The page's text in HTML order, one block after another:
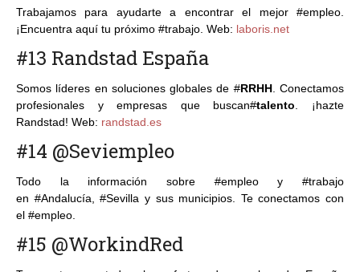
Trabajamos para ayudarte a encontrar el mejor #empleo.
¡Encuentra aquí tu próximo #trabajo. Web: laboris.net
#13 Randstad España
Somos líderes en soluciones globales de#RRHH. Conectamos
profesionales y empresas que buscan#talento . ¡hazte
Randstad! Web: randstad.es
#14 @Seviempleo
Todo la información sobre#empleo y#trabajo
en#Andalucía,#Sevilla y sus municipios. Te conectamos con
el #empleo.
#15 @WorkindRed